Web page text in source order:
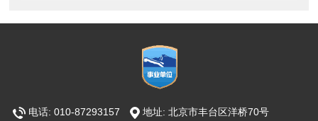
电话: 010-87293157 地址: 北京市丰台区洋桥70号